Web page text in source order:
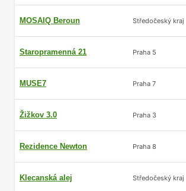
MOSAIQ Beroun Středočeský kraj
Staropramenná 21 Praha 5
MUSE7 Praha 7
Žižkov 3.0 Praha 3
Rezidence Newton Praha 8
Klecanská alej Středočeský kraj